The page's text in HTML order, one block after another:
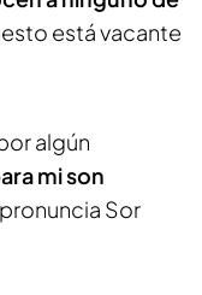
está vacante
algún
mi son
Sor